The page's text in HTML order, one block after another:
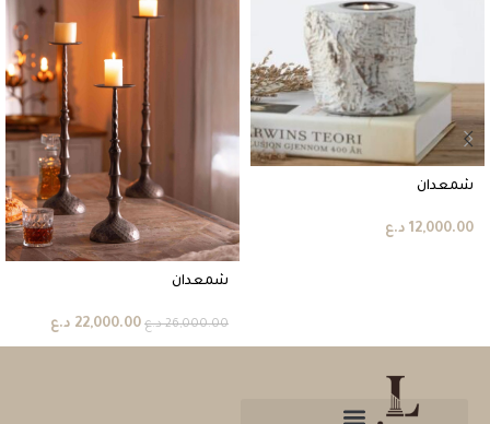
شمعدان
12,000.00 د.ع
شمعدان
26,000.00 د.ع 22,000.00 د.ع